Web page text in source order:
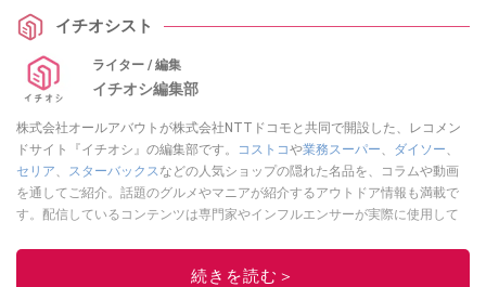
イチオシスト
ライター / 編集
イチオシ編集部
株式会社オールアバウトが株式会社NTTドコモと共同で開設した、レコメン
ドサイト『イチオシ』の編集部です。
コストコや業務スーパー ダイソー
セリア
スターバックス などの人気ショップの隠れた名品を、コラムや動画
を通してご紹介。話題のグルメやマニアが紹介するアウトドア情報も満載で
す。配信しているコンテンツは専門家やインフルエンサーが実際に使用して
ニュースでフォロー
続きを読む＞